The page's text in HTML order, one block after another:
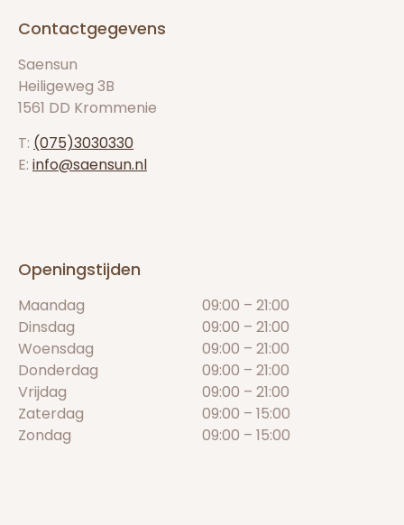
Contactgegevens
Saensun
Heiligeweg 3B
1561 DD Krommenie
T: (075)3030330
E: info@saensun.nl
Openingstijden
Maandag
09:00 – 21:00
Dinsdag
09:00 – 21:00
Woensdag
09:00 – 21:00
Donderdag
09:00 – 21:00
Vrijdag
09:00 – 21:00
Zaterdag
09:00 – 15:00
Zondag
09:00 – 15:00